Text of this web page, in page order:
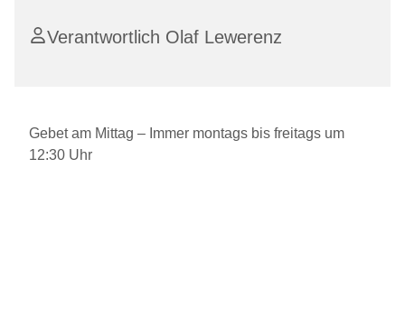
Verantwortlich Olaf Lewerenz
Gebet am Mittag – Immer montags bis freitags um
12:30 Uhr